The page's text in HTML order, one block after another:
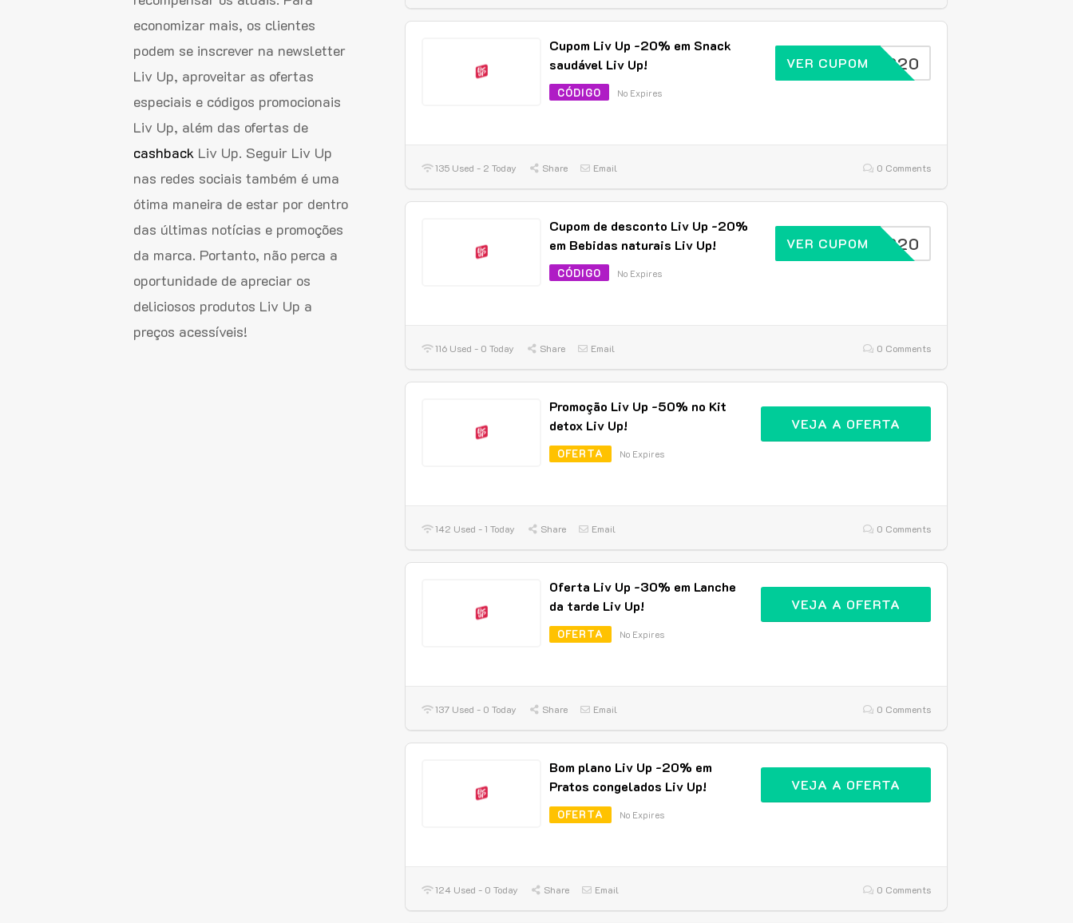
Cupom Liv Up -20% em Snack
saudável Liv Up!
CÓDIGO No Expires
IVUPBR20
VER CUPOM
135 Used - 2 Today Share Email 0 Comments
Cupom de desconto Liv Up -20%
em Bebidas naturais Liv Up!
CÓDIGO No Expires
IVUPBR20
VER CUPOM
116 Used - 0 Today Share Email 0 Comments
Promoção Liv Up -50% no Kit
detox Liv Up!
OFERTA No Expires
VEJA A OFERTA
142 Used - 1 Today Share Email 0 Comments
Oferta Liv Up -30% em Lanche
da tarde Liv Up!
OFERTA No Expires
VEJA A OFERTA
137 Used - 0 Today Share Email 0 Comments
Bom plano Liv Up -20% em
Pratos congelados Liv Up!
OFERTA No Expires
VEJA A OFERTA
124 Used - 0 Today Share Email 0 Comments
economizar mais, os clientes
podem se inscrever na newsletter
Liv Up, aproveitar as ofertas
especiais e códigos promocionais
Liv Up, além das ofertas de
cashback Liv Up. Seguir Liv Up
nas redes sociais também é uma
ótima maneira de estar por dentro
das últimas notícias e promoções
da marca. Portanto, não perca a
oportunidade de apreciar os
deliciosos produtos Liv Up a
preços acessíveis!